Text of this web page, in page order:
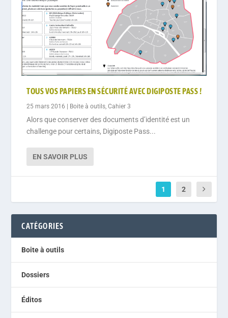
TOUS VOS PAPIERS EN SÉCURITÉ AVEC DIGIPOSTE PASS !
25 mars 2016 | Boite à outils ,Cahier 3
Alors que conserver des documents d’identité est un
challenge pour certains, Digiposte Pass...
EN SAVOIR PLUS
1 2
CATÉGORIES
Boite à outils
Dossiers
Éditos